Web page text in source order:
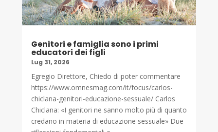
Genitori e famiglia sono i primi
educatori dei figli
Lug 31, 2026
Egregio Direttore, Chiedo di poter commentare
https://www.omnesmag.com/it/focus/carlos-
chiclana-genitori-educazione-sessuale/ Carlos
Chiclana: «I genitori ne sanno molto più di quanto
credano in materia di educazione sessuale» Due